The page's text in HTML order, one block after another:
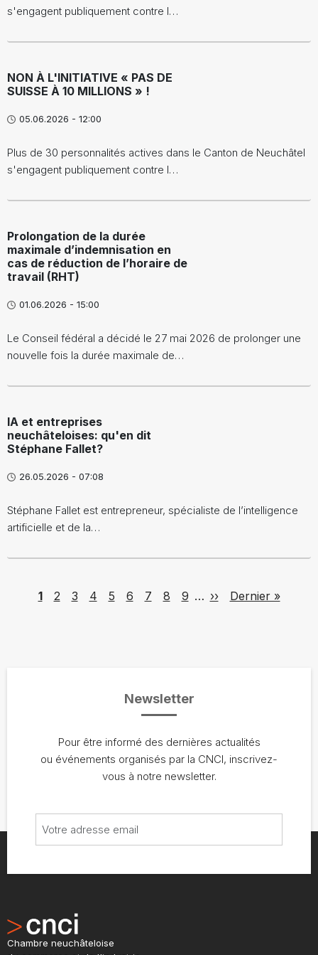
s'engagent publiquement contre l…
NON À L'INITIATIVE « PAS DE
SUISSE À 10 MILLIONS » !
05.06.2026 - 12:00
Plus de 30 personnalités actives dans le Canton de Neuchâtel
s'engagent publiquement contre l…
Prolongation de la durée
maximale d’indemnisation en
cas de réduction de l’horaire de
travail (RHT)
01.06.2026 - 15:00
Le Conseil fédéral a décidé le 27 mai 2026 de prolonger une
nouvelle fois la durée maximale de…
IA et entreprises
neuchâteloises: qu'en dit
Stéphane Fallet?
26.05.2026 - 07:08
Stéphane Fallet est entrepreneur, spécialiste de l’intelligence
artificielle et de la…
Page
1 Page
2 Page
3 Page
4 Page
5 Page
6 Page
7 Page
8 Page
9 … Next page
›› Last page
Dernier »
Newsletter
Pour être informé des dernières actualités
ou événements organisés par la CNCI, inscrivez-
vous à notre newsletter.
Chambre neuchâteloise